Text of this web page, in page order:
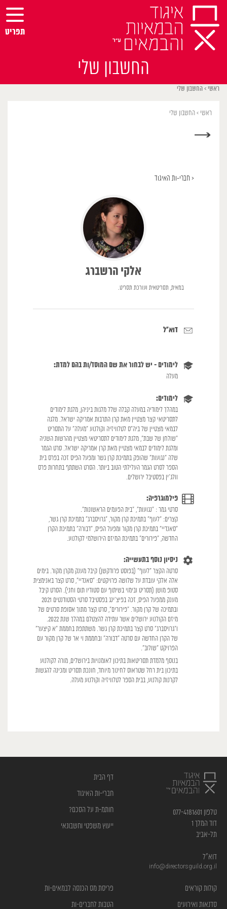
Skip
content
החשבון שלי
תפריט
ראשי > החשבון שלי
ראשי > החשבון שלי
→
< חברי-ות האיגוד
אלקי הרשברג
במאית, תסריטאית ועורכת תסריט.
דוא"ל
לימודים - יש לבחור את שם המוסד/ות בהם למדת:
מעלה
לימודים:
במהלך לימודיה במעלה קבלה שלל מלגות ביניהן, מלגת לימודים
לתסריטאי קצר מצטיין מאת קרן התרבות אמריקה ישראל. מלגה
לבמאי מצטיין של ביה"ס לטלוויזיה וקולנוע "מעלה" על התסריט
״שולחן של שבת״, מלגת לימודים לתסריטאי מצטיין מהרשות השניה
ומלגת לימודים לבמאי מצטיין מאת קרן אמריקה ישראל. סרט הגמר
שלה ״נגועות״ שהופק בתמיכת קרן גשר ומפעל הפיס זכה בפרס בית
הספר לסרט הגמר העלילתי הטוב ביותר. הסרט השתתף בתחרות פרס
וולג'ין בפסטיבל ירושלים.
פילמוגרפיה:
סרטי גמר : ״נגועות״, ״בית הפעמים הראשונות״.
קצרים: ״לעוף״ בתמיכת קרן מקור, ״גרויסברג״ בתמיכת קרן גשר,
״סאנדיי״ בתמיכת קרן מקור ומפעל הפיס, ״דבורה״ בתמיכת הקרן
החדשה, ״פירורים״ בתמיכת המיזם הירושלמי לקולנוע.
ניסיון נוסף בתעשייה:
סרטה הקצר "לעוף" (בפוסט פרודקשן) קיבל מענק מקרן מקור. בימים
אלה אלקי עובדת על שלושה פרויקטים: ״סאנדיי״, סרט קצר באנימצית
סטופ מושן (תסריט ובימוי בשיתוף עם סטודיו תום וחני). הסרט קיבל
מענק ממפעל הפיס, זכה בפיצ'ינג בפסטיבל סרטי הסטודנטים 2021
ובתמיכה של קרן מקור. ״פירורים״, סרט קצר מתוך אסופת סרטים של
מיזם הקולנוע ירושלים אשר עתידה להצטלם במהלך שנת 2022.
ו״גרויסברג״ סרט קצר בתמיכת קרן גשר. משתתפת בחממת ״א קיצער״
של הקרן החדשה עם סרטה ״דבורה״ ובחממת וי אר של קרן מקור עם
הפרויקט ״שולוב״.
בנוסף מלמדת תסריטאות בתיכון לאומנויות בירושלים, מורה לקולנוע
בתיכון בית רחל שטראוס לחינוך מיוחד, חונכת תסריט ומכינה להגשות
לקרנות קולנוע, בבית הספר לטלוויזיה וקולנוע מעלה.
טלפון 077-4181601
דוד המלך 1
תל-אביב
דוא”ל
info@directorsguild.org.il
דף הבית
חברי-ות האיגוד
חותמ-ת על הסכם?
ייעוץ משפטי וחשבונאי
קולות קוראים
סדנאות ואירועים
פריסת מס הכנסה לבמאים-ות
הטבות לחברים-ות